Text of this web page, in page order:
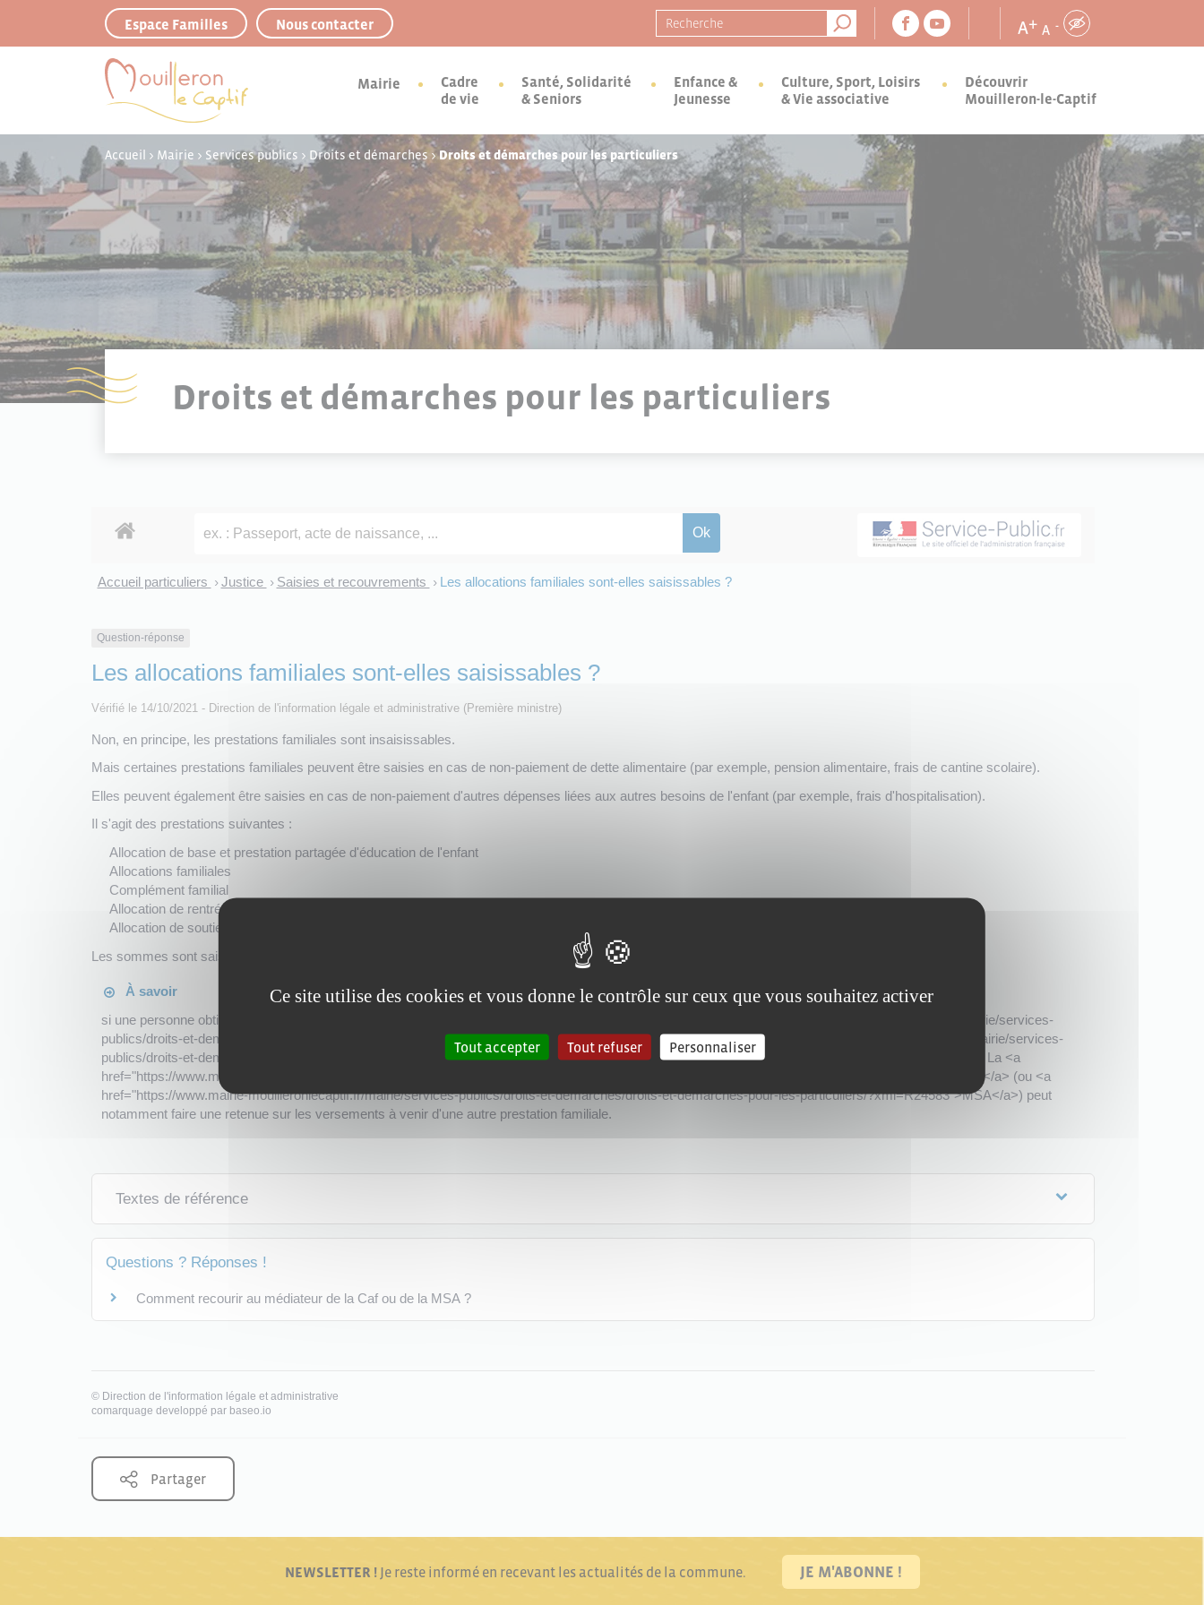
Espace Familles Nous contacter Recherche pour : A+ A -
Mairie
Cadre
de vie
Santé, Solidarité
& Seniors
Enfance &
Jeunesse
Culture, Sport, Loisirs
& Vie associative
Découvrir
Mouilleron-le-Captif
Accueil > Mairie > Services publics > Droits et démarches >Droits et démarches pour les particuliers
Droits et démarches pour les particuliers
Accueil particuliers > Justice > Saisies et recouvrements > Les allocations familiales sont-elles saisissables ?
Question-réponse
Les allocations familiales sont-elles saisissables ?
Vérifié le 14/10/2021 - Direction de l'information légale et administrative (Première ministre)
Non, en principe, les prestations familiales sont insaisissables.
Mais certaines prestations familiales peuvent être saisies en cas de non-paiement de dette alimentaire (par exemple, pension alimentaire, frais de cantine scolaire).
Elles peuvent également être saisies en cas de non-paiement d'autres dépenses liées aux autres besoins de l'enfant (par exemple, frais d'hospitalisation).
Il s'agit des prestations suivantes :
Allocation de base et prestation partagée d'éducation de l'enfant
Allocations familiales
Complément familial
Allocation de rentrée scolaire (ARS)
Allocation de soutien familial (ASF)
Les sommes sont saisies dans la limite d'un montant mensuel fixé selon les revenus et les charges de la famille.
À savoir
si une personne obtient une prestation familiale après avoir fraudé ou fait une fausse déclaration, la <a href="https://www.mairie-mouilleronlecaptif.fr/mairie/services-
publics/droits-et-demarches/droits-et-demarches-pour-les-particuliers/?xml=R24582">Caf</a> ou la <a href="https://www.mairie-mouilleronlecaptif.fr/mairie/services-
publics/droits-et-demarches/droits-et-demarches-pour-les-particuliers/?xml=R24583">MSA</a>) récupère cet<span class="expression"> indu</span>. La <a
href="https://www.mairie-mouilleronlecaptif.fr/mairie/services-publics/droits-et-demarches/droits-et-demarches-pour-les-particuliers/?xml=R24582">Caf</a> (ou <a
href="https://www.mairie-mouilleronlecaptif.fr/mairie/services-publics/droits-et-demarches/droits-et-demarches-pour-les-particuliers/?xml=R24583">MSA</a>) peut
notamment faire une retenue sur les versements à venir d'une autre prestation familiale.
Textes de référence
Questions ? Réponses !
Comment recourir au médiateur de la Caf ou de la MSA ?
© Direction de l'information légale et administrative
comarquage developpé par baseo.io
Partager
NEWSLETTER !Je reste informé en recevant les actualités de la commune. JE M'ABONNE !
Panneau de gestion des cookies
Ce site utilise des cookies et vous donne le contrôle sur ceux que vous souhaitez activer
Tout accepter Tout refuser Personnaliser